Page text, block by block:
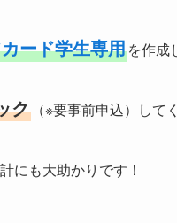
ード学生専用を作成
ク （※要事前申込）して
にも大助かりです！